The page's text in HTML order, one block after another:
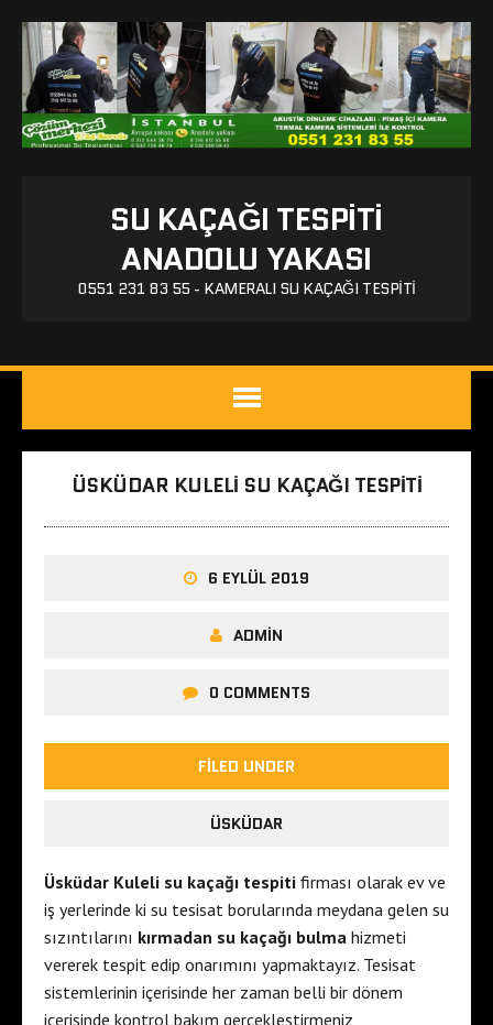
SU KAÇAĞI TESPITI
ANADOLU YAKASI
0551 231 83 55 - KAMERALI SU KAÇAĞI TESPITI
ÜSKÜDAR KULELI SU KAÇAĞI TESPITI
6 EYLÜL 2019
ADMIN
0 COMMENTS
FILED UNDER
ÜSKÜDAR
Üsküdar Kuleli su kaçağı tespiti firması olarak ev ve
iş yerlerinde ki su tesisat borularında meydana gelen su
sızıntılarını kırmadan su kaçağı bulma hizmeti
vererek tespit edip onarımını yapmaktayız. Tesisat
sistemlerinin içerisinde her zaman belli bir dönem
içerisinde kontrol bakım gerçekleştirmeniz